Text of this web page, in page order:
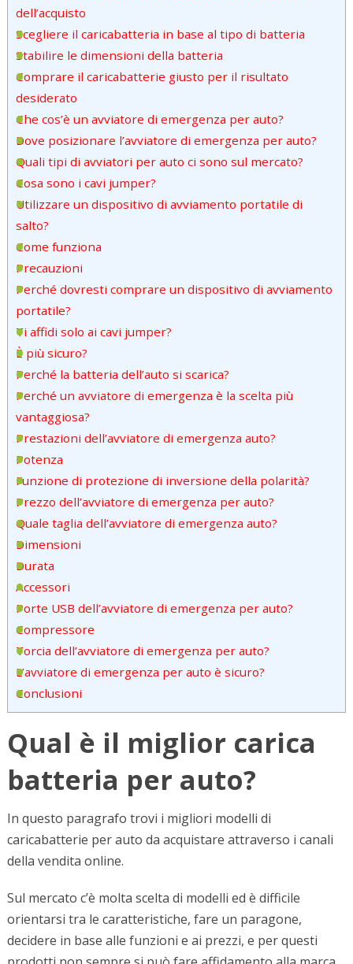
dell’acquisto
Scegliere il caricabatteria in base al tipo di batteria
Stabilire le dimensioni della batteria
Comprare il caricabatterie giusto per il risultato
desiderato
Che cos’è un avviatore di emergenza per auto?
Dove posizionare l’avviatore di emergenza per auto?
Quali tipi di avviatori per auto ci sono sul mercato?
Cosa sono i cavi jumper?
Utilizzare un dispositivo di avviamento portatile di
salto?
Come funziona
Precauzioni
Perché dovresti comprare un dispositivo di avviamento
portatile?
Ti affidi solo ai cavi jumper?
È più sicuro?
Perché la batteria dell’auto si scarica?
Perché un avviatore di emergenza è la scelta più
vantaggiosa?
Prestazioni dell’avviatore di emergenza auto?
Potenza
Funzione di protezione di inversione della polarità?
Prezzo dell’avviatore di emergenza per auto?
Quale taglia dell’avviatore di emergenza auto?
Dimensioni
Durata
Accessori
Porte USB dell’avviatore di emergenza per auto?
Compressore
Torcia dell’avviatore di emergenza per auto?
L’avviatore di emergenza per auto è sicuro?
Conclusioni
Qual è il miglior carica
batteria per auto?
In questo paragrafo trovi i migliori modelli di
caricabatterie per auto da acquistare attraverso i canali
della vendita online.
Sul mercato c’è molta scelta di modelli ed è difficile
orientarsi tra le caratteristiche, fare un paragone,
decidere in base alle funzioni e ai prezzi, e per questi